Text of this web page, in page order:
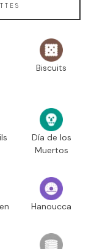
Biscuits
Día de los
Muertos
Hanoucca